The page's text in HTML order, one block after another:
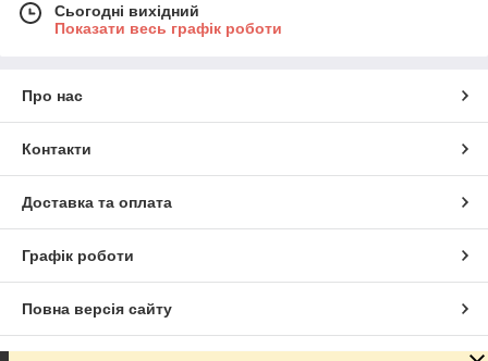
Сьогодні вихідний
Показати весь графік роботи
Про нас
Контакти
Доставка та оплата
Графік роботи
Повна версія сайту